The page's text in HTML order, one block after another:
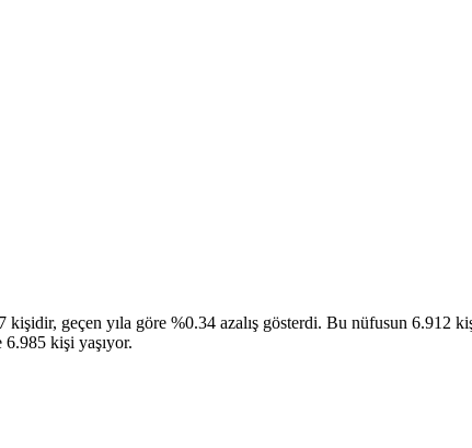
geçen yıla göre %0.34 azalış gösterdi. Bu nüfusun 6.912
kişi yaşıyor.